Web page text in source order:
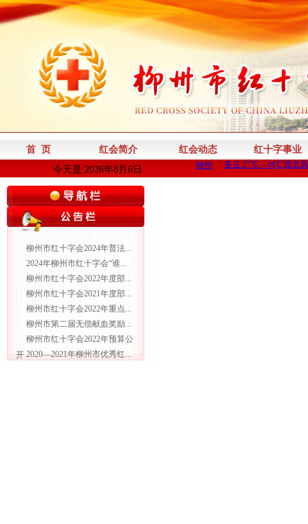
首 页 红会简介 红会动态
红十字事业
今天是:2026年8月6日
柳州市红十字会2024年普法...
2024年柳州市红十字会“谁...
柳州市红十字会2022年度部...
柳州市红十字会2021年度部...
柳州市红十字会2022年重点...
柳州市第二届无偿献血奖励...
柳州市红十字会2022年预算公
开 2020—2021年柳州市优秀红...